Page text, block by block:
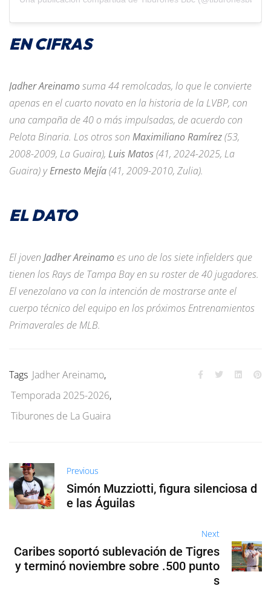
EN CIFRAS
Jadher Areinamosuma 44 remolcadas, lo que le convierte
apenas en el cuarto novato en la historia de la LVBP, con
una campaña de 40 o más impulsadas, de acuerdo con
Pelota Binaria. Los otros son Maximiliano Ramírez(53,
2008-2009, La Guaira), Luis Matos(41, 2024-2025, La
Guaira) yErnesto Mejía(41, 2009-2010, Zulia).
EL DATO
El joven Jadher Areinamo es uno de los siete infielders que
tienen los Rays de Tampa Bay en su roster de 40 jugadores.
El venezolano va con la intención de mostrarse ante el
cuerpo técnico del equipo en los próximos Entrenamientos
Primaverales de MLB.
Tags Jadher Areinamo,
Temporada 2025-2026,
Tiburones de La Guaira
Previous
Simón Muzziotti, figura silenciosa d
e las Águilas
Next
Caribes soportó sublevación de Tigres
y terminó noviembre sobre .500 punto
s